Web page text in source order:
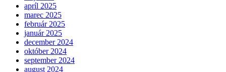
apríl 2025
marec 2025
február 2025
január 2025
december 2024
október 2024
september 2024
august 2024